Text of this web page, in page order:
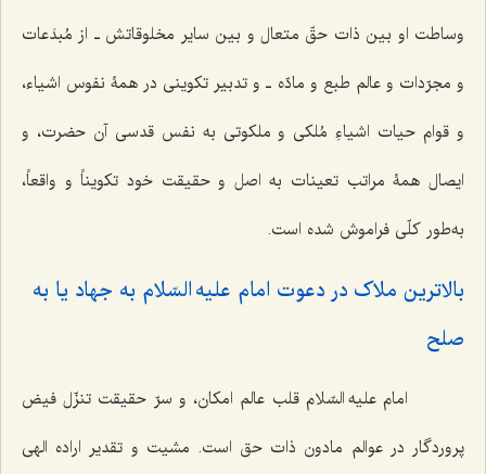
وساطت او بین ذات حقّ متعال و بین سایر مخلوقاتش ـ از مُبدَعات
و مجرّدات و عالم طبع و مادّه ـ و تدبیر تکوینی در همۀ نفوس اشیاء،
و قوام حیات اشیاءِ مُلکی و ملکوتی به نفس قدسی آن حضرت، و
ایصال همۀ مراتب تعینات به اصل و حقیقت خود تکویناً و واقعاً،
به‌طور کلّی فراموش شده است.
بالاترین ملاک در دعوت امام علیه السّلام به جهاد یا به
صلح‌
امام علیه السّلام قلب عالم امکان، و سرّ حقیقت تنزّل فیض
پروردگار در عوالم مادون ذات حق است. مشیت و تقدیر اراده الهی